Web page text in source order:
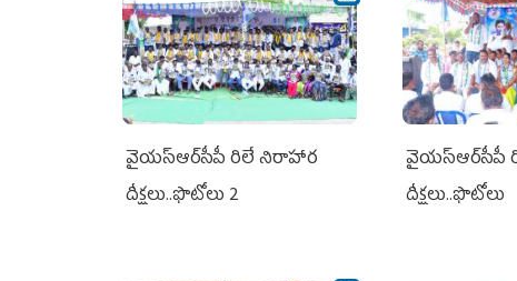
వైయ‌స్ఆర్‌సీపీ రిలే నిరాహార
దీక్షలు..ఫొటోలు 2
వైయ‌స్ఆర్‌సీపీ
దీక్షలు..ఫొటోలు